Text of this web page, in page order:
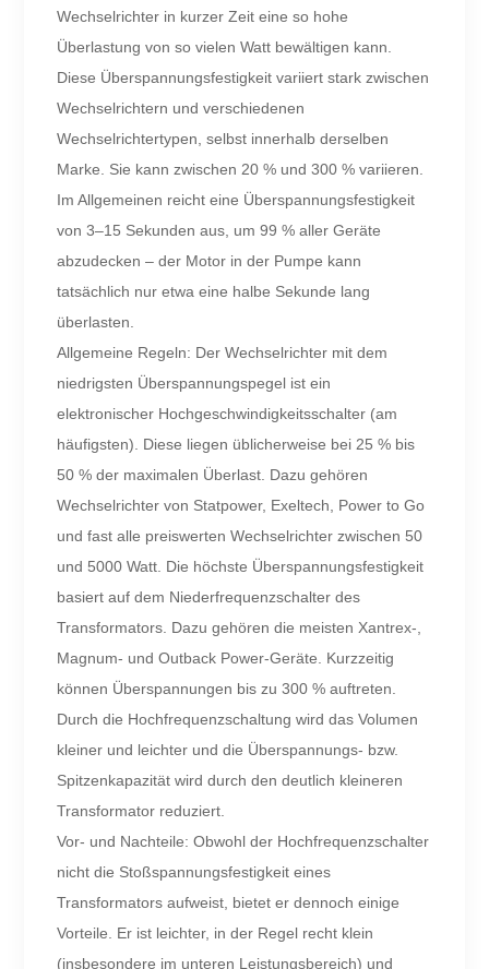
Wechselrichter in kurzer Zeit eine so hohe
Überlastung von so vielen Watt bewältigen kann.
Diese Überspannungsfestigkeit variiert stark zwischen
Wechselrichtern und verschiedenen
Wechselrichtertypen, selbst innerhalb derselben
Marke. Sie kann zwischen 20 % und 300 % variieren.
Im Allgemeinen reicht eine Überspannungsfestigkeit
von 3–15 Sekunden aus, um 99 % aller Geräte
abzudecken – der Motor in der Pumpe kann
tatsächlich nur etwa eine halbe Sekunde lang
überlasten.
Allgemeine Regeln: Der Wechselrichter mit dem
niedrigsten Überspannungspegel ist ein
elektronischer Hochgeschwindigkeitsschalter (am
häufigsten). Diese liegen üblicherweise bei 25 % bis
50 % der maximalen Überlast. Dazu gehören
Wechselrichter von Statpower, Exeltech, Power to Go
und fast alle preiswerten Wechselrichter zwischen 50
und 5000 Watt. Die höchste Überspannungsfestigkeit
basiert auf dem Niederfrequenzschalter des
Transformators. Dazu gehören die meisten Xantrex-,
Magnum- und Outback Power-Geräte. Kurzzeitig
können Überspannungen bis zu 300 % auftreten.
Durch die Hochfrequenzschaltung wird das Volumen
kleiner und leichter und die Überspannungs- bzw.
Spitzenkapazität wird durch den deutlich kleineren
Transformator reduziert.
Vor- und Nachteile: Obwohl der Hochfrequenzschalter
nicht die Stoßspannungsfestigkeit eines
Transformators aufweist, bietet er dennoch einige
Vorteile. Er ist leichter, in der Regel recht klein
(insbesondere im unteren Leistungsbereich) und